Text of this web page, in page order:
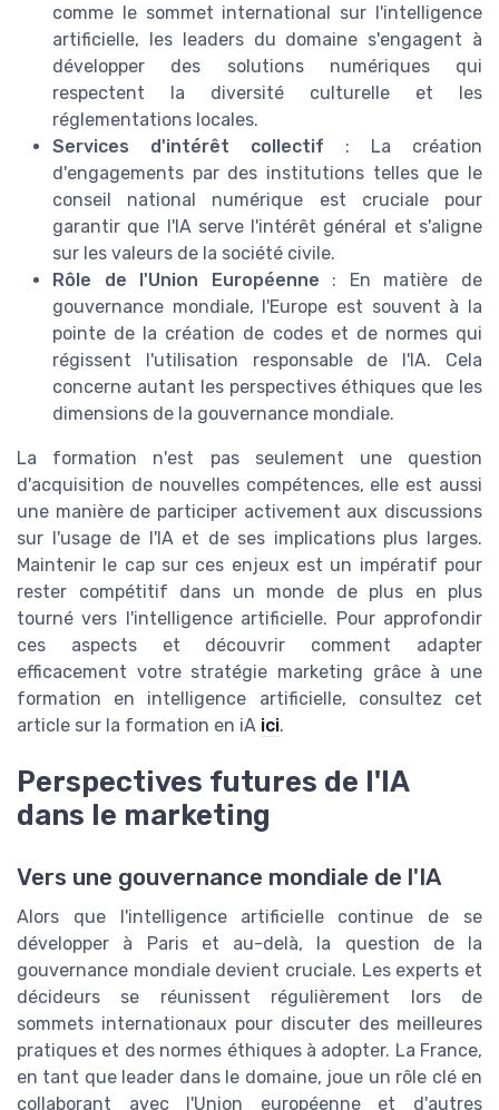
comme le sommet international sur l'intelligence
artificielle, les leaders du domaine s'engagent à
développer des solutions numériques qui
respectent la diversité culturelle et les
réglementations locales.
Services d'intérêt collectif : La création
d'engagements par des institutions telles que le
conseil national numérique est cruciale pour
garantir que l'IA serve l'intérêt général et s'aligne
sur les valeurs de la société civile.
Rôle de l'Union Européenne : En matière de
gouvernance mondiale, l'Europe est souvent à la
pointe de la création de codes et de normes qui
régissent l'utilisation responsable de l'IA. Cela
concerne autant les perspectives éthiques que les
dimensions de la gouvernance mondiale.
La formation n'est pas seulement une question
d'acquisition de nouvelles compétences, elle est aussi
une manière de participer activement aux discussions
sur l'usage de l'IA et de ses implications plus larges.
Maintenir le cap sur ces enjeux est un impératif pour
rester compétitif dans un monde de plus en plus
tourné vers l'intelligence artificielle. Pour approfondir
ces aspects et découvrir comment adapter
efficacement votre stratégie marketing grâce à une
formation en intelligence artificielle, consultez cet
article sur la formation en iA ici.
Perspectives futures de l'IA
dans le marketing
Vers une gouvernance mondiale de l'IA
Alors que l'intelligence artificielle continue de se
développer à Paris et au-delà, la question de la
gouvernance mondiale devient cruciale. Les experts et
décideurs se réunissent régulièrement lors de
sommets internationaux pour discuter des meilleures
pratiques et des normes éthiques à adopter. La France,
en tant que leader dans le domaine, joue un rôle clé en
collaborant avec l'Union européenne et d'autres